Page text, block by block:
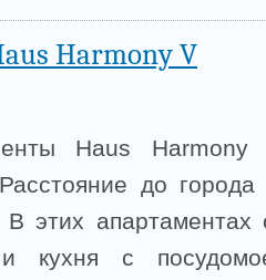
Harmony V
Haus
до
В этих
и кухня с